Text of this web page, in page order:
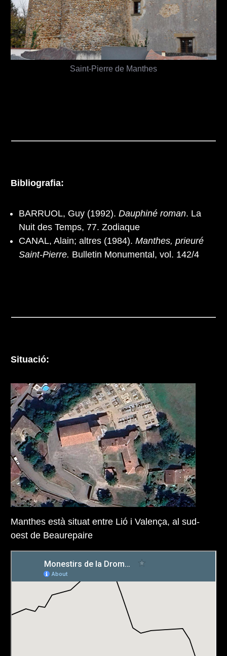
Saint-Pierre de Manthes
Bibliografia:
BARRUOL, Guy (1992). Dauphiné roman. La
Nuit des Temps, 77. Zodiaque
CANAL, Alain; altres (1984). Manthes, prieuré
Saint-Pierre. Bulletin Monumental, vol. 142/4
Situació:
Manthes està situat entre Lió i Valença, al sud-
oest de Beaurepaire